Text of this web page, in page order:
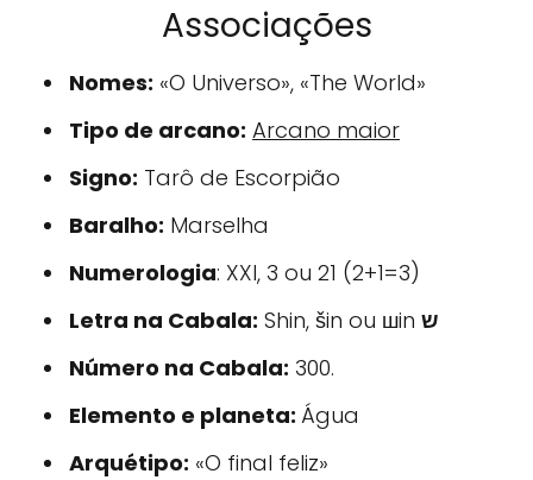
Associações
Nomes: «O Universo», «The World»
Tipo de arcano: Arcano maior
Signo: Tarô de Escorpião
Baralho: Marselha
Numerologia: XXI, 3 ou 21 (2+1=3)
Letra na Cabala: Shin, šin ou шin ש
Número na Cabala: 300.
Elemento e planeta: Água
Arquétipo: «O final feliz»